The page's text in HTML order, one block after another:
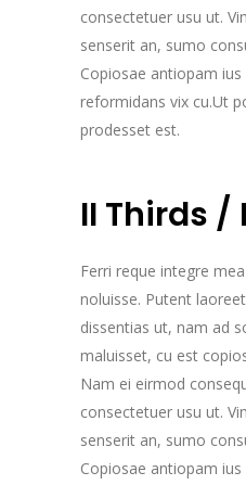
consectetuer usu ut.
senserit an, sumo
Copiosae antiopam
reformidans vix cu.Ut
prodesset est.
II Thirds /
Ferri reque integre
noluisse. Putent
dissentias ut, nam ad
maluisset, cu est
Nam ei eirmod
consectetuer usu ut.
senserit an, sumo
Copiosae antiopam